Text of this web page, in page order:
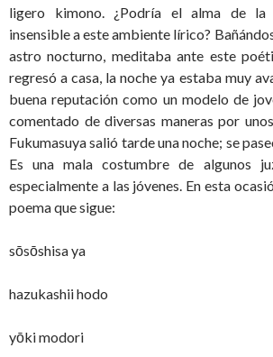
ligero kimono. ¿Podría el alma de la
insensible a este ambiente lírico?
astro nocturno, meditaba ante este
regresó a casa, la noche ya estaba muy
buena reputación como un modelo de
comentado de diversas maneras por
Fukumasuya salió tarde una noche; se
Es una mala costumbre de algunos
especialmente a las jóvenes. En esta
poema que sigue:
sōsōshisa ya
hazukashii hodo
yōki modori